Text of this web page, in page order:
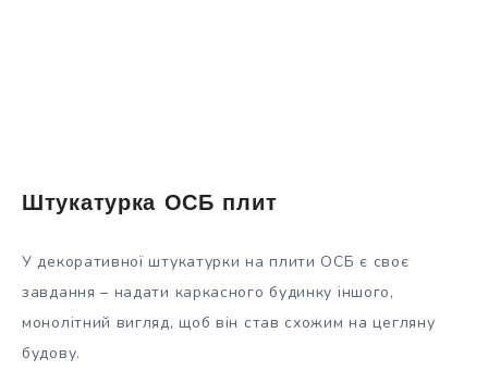
Штукатурка ОСБ плит
У декоративної штукатурки на плити ОСБ є своє
завдання – надати каркасного будинку іншого,
монолітний вигляд, щоб він став схожим на цегляну
будову.